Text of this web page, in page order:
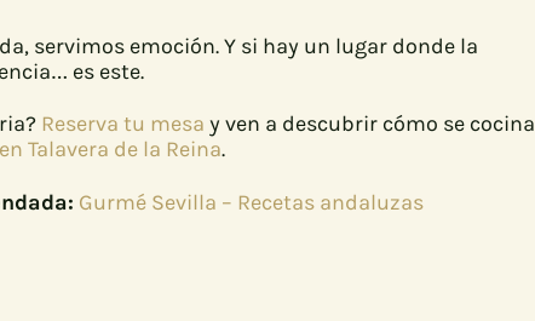
servimos emoción. Y si hay un lugar donde la
es este.
Reserva tu mesa y ven a descubrir cómo se cocina
Talavera de la Reina.
Gurmé Sevilla – Recetas andaluzas